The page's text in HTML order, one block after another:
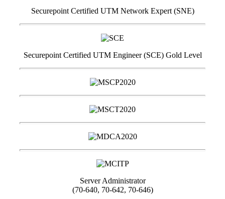
Securepoint Certified UTM Network Expert (SNE)
Securepoint Certified UTM Engineer (SCE) Gold Level
Server Administrator
(70-640, 70-642, 70-646)